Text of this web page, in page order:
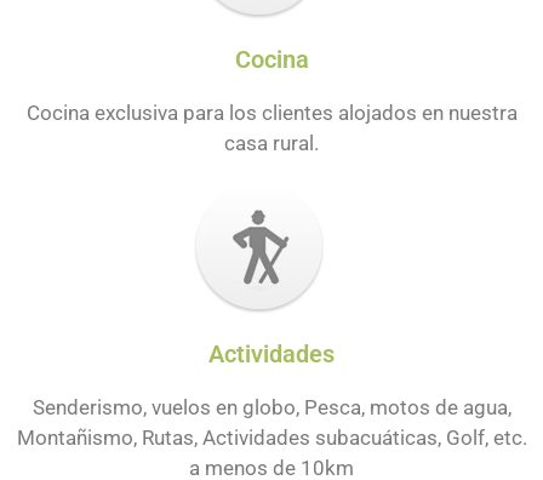
Cocina
Cocina exclusiva para los clientes alojados en nuestra
casa rural.
Actividades
Senderismo, vuelos en globo, Pesca, motos de agua,
Montañismo, Rutas, Actividades subacuáticas, Golf, etc.
a menos de 10km